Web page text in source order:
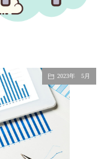
2023年 5月